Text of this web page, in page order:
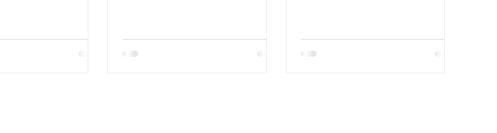
誕生日や記念日、おうちフォトを一